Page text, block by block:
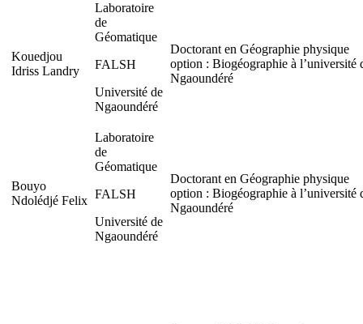
Kouedjou
Idriss Landry
Laboratoire
de
Géomatique
FALSH
Université de
Ngaoundéré
Doctorant en Géographie physique
option : Biogéographie à l’université
Ngaoundéré
Bouyo
Ndolédjé Felix
Laboratoire
de
Géomatique
FALSH
Université de
Ngaoundéré
Doctorant en Géographie physique
option : Biogéographie à l’université
Ngaoundéré